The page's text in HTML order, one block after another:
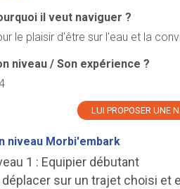
il veut naviguer ?
le plaisir d'être sur l'eau et la
niveau / Son expérience ?
LUI PROPOSER UNE
niveau Morbi'embark
1 : Equipier débutant
déplacer sur un trajet choisi et